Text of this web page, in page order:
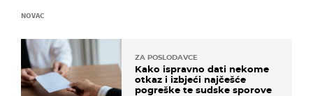
NOVAC
ZA POSLODAVCE
Kako ispravno dati nekome
otkaz i izbjeći najčešće
pogreške te sudske sporove